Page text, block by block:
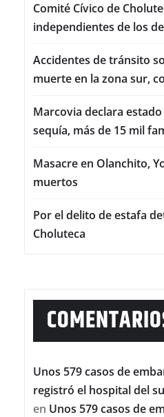
Comité Cívico de
independientes de los
Accidentes de tránsito
muerte en la zona sur,
Marcovia declara
sequía, más de 15 mil
Masacre en Olanchito,
muertos
Por el delito de estafa
Choluteca
Unos 579 casos de
registró el hospital del
en Unos 579 casos de